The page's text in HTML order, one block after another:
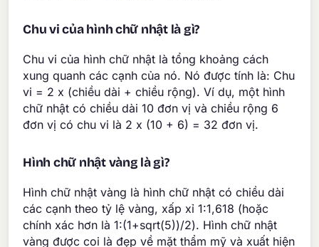
Chu vi của hình chữ nhật là gì?
Chu vi của hình chữ nhật là tổng khoảng cách
xung quanh các cạnh của nó. Nó được tính là: Chu
vi = 2 x (chiều dài + chiều rộng). Ví dụ, một hình
chữ nhật có chiều dài 10 đơn vị và chiều rộng 6
đơn vị có chu vi là 2 x (10 + 6) = 32 đơn vị.
Hình chữ nhật vàng là gì?
Hình chữ nhật vàng là hình chữ nhật có chiều dài
các cạnh theo tỷ lệ vàng, xấp xỉ 1:1,618 (hoặc
chính xác hơn là 1:(1+sqrt(5))/2). Hình chữ nhật
vàng được coi là đẹp về mặt thẩm mỹ và xuất hiện